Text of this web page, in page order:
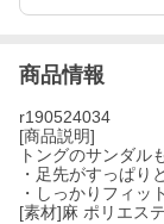
商品情報
r190524034
[商品説明]
トングのサンダル
・足先がすっぱり
・しっかりフィッ
[素材]麻 ポリエス